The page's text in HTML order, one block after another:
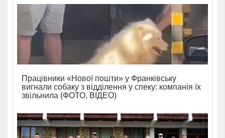
Працівники «Нової пошти» у Франківську
вигнали собаку з відділення у спеку: компанія їх
звільнила (ФОТО, ВІДЕО)